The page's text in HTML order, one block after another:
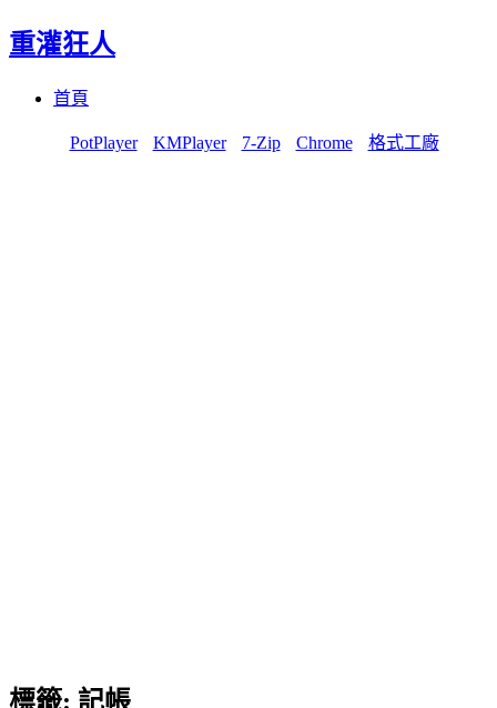
重灌狂人
首頁
PotPlayer KMPlayer 7-Zip Chrome 格式工廠
標籤: 記帳